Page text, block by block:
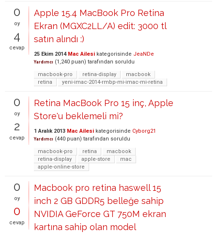
0
oy
4
cevap
Apple 15.4 MacBook Pro Retina
Ekran (MGXC2LL/A) edit: 3000 tl
satın alındı :)
25 Ekim 2014 Mac Ailesi kategorisinde JeaNDe
Yardımcı (1,240 puan) tarafından soruldu
macbook-pro
retina-display
macbook
retina
yeni-imac-2014-rmbp-mi-imac-mi-retina
0
oy
2
cevap
Retina MacBook Pro 15 inç, Apple
Store'u beklemeli mi?
1 Aralık 2013 Mac Ailesi kategorisinde Cyborg21
Yardımcı (440 puan) tarafından soruldu
macbook-pro
retina
macbook
retina-display
apple-store
mac
apple-online-store
0
oy
0
cevap
Macbook pro retina haswell 15
inch 2 GB GDDR5 belleğe sahip
NVIDIA GeForce GT 750M ekran
kartına sahip olan model